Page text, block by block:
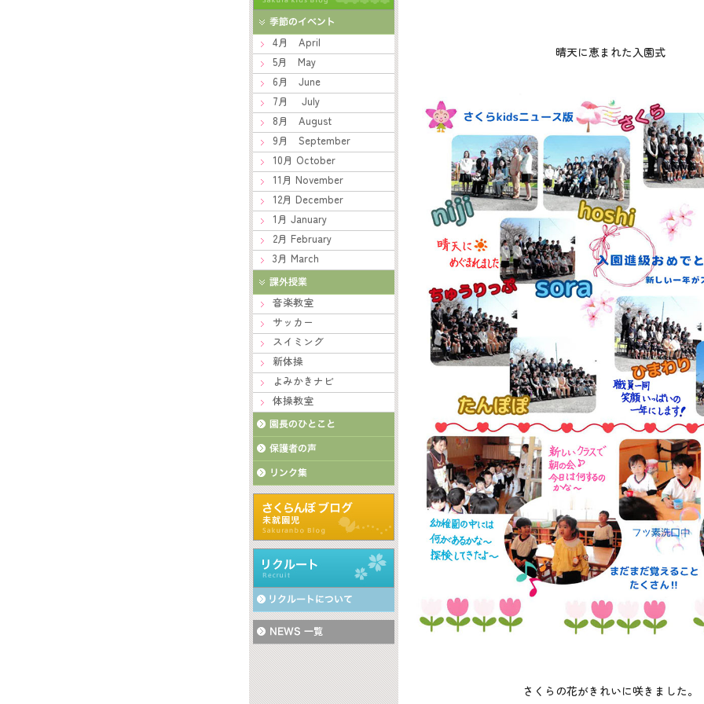
4月 April
5月 May
6月 June
7月 July
8月 August
9月 September
10月 October
11月 November
12月 December
1月 January
2月 February
3月 March
音楽教室
サッカー
スイミング
新体操
よみかきナビ
体操教室
晴天に恵まれた入園式
さくらの花がきれいに咲きました。